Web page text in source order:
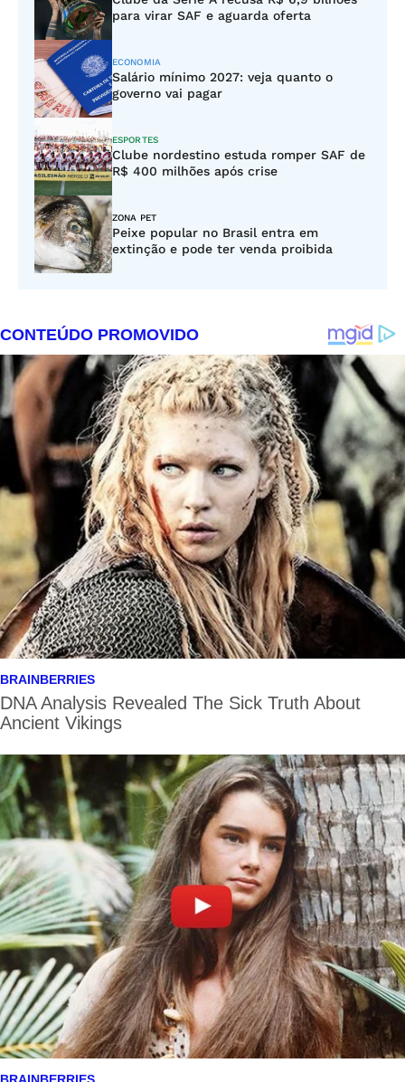
para virar SAF e aguarda oferta
ECONOMIA
Salário mínimo 2027: veja quanto o
governo vai pagar
ESPORTES
Clube nordestino estuda romper SAF de
R$ 400 milhões após crise
ZONA PET
Peixe popular no Brasil entra em
extinção e pode ter venda proibida